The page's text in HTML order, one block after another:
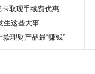
取现手续费优惠
生这些大事
理财产品最“赚钱”